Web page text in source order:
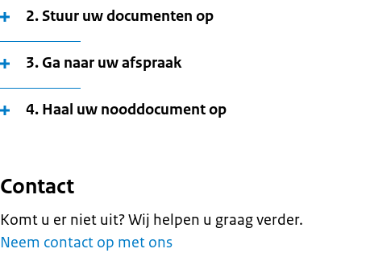
2. Stuur uw documenten op
3. Ga naar uw afspraak
4. Haal uw nooddocument op
Contact
Komt u er niet uit? Wij helpen u graag verder.
Neem contact op met ons